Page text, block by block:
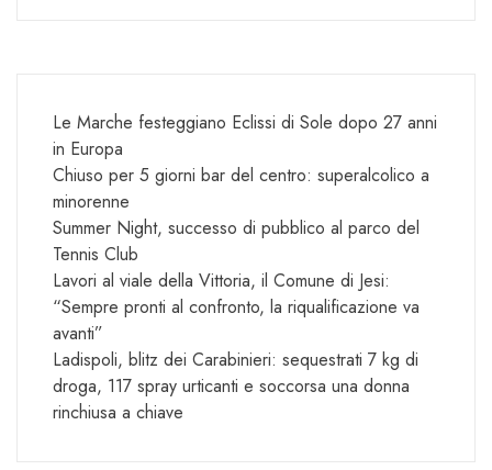
Le Marche festeggiano Eclissi di Sole dopo 27 anni
in Europa
Chiuso per 5 giorni bar del centro: superalcolico a
minorenne
Summer Night, successo di pubblico al parco del
Tennis Club
Lavori al viale della Vittoria, il Comune di Jesi:
“Sempre pronti al confronto, la riqualificazione va
avanti”
Ladispoli, blitz dei Carabinieri: sequestrati 7 kg di
droga, 117 spray urticanti e soccorsa una donna
rinchiusa a chiave